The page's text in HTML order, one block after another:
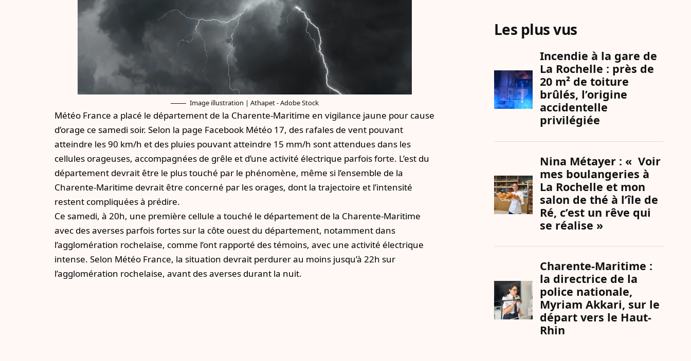
Image illustration | Athapet - Adobe Stock
Météo France a placé le département de la Charente-Maritime en vigilance jaune pour cause
d’orage ce samedi soir. Selon la page Facebook Météo 17, des rafales de vent pouvant
atteindre les 90 km/h et des pluies pouvant atteindre 15 mm/h sont attendues dans les
cellules orageuses, accompagnées de grêle et d’une activité électrique parfois forte. L’est du
département devrait être le plus touché par le phénomène, même si l’ensemble de la
Charente-Maritime devrait être concerné par les orages, dont la trajectoire et l’intensité
restent compliquées à prédire.
Ce samedi, à 20h, une première cellule a touché le département de la Charente-Maritime
avec des averses parfois fortes sur la côte ouest du département, notamment dans
l’agglomération rochelaise, comme l’ont rapporté des témoins, avec une activité électrique
intense. Selon Météo France, la situation devrait perdurer au moins jusqu’à 22h sur
l’agglomération rochelaise, avant des averses durant la nuit.
Les plus vus